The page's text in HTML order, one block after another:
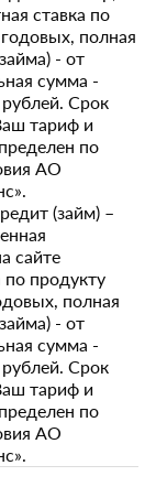
ставка по
полная
- от
сумма -
Срок
тариф и
по
АО
(займ) –
сайте
по продукту
полная
- от
сумма -
Срок
тариф и
по
АО